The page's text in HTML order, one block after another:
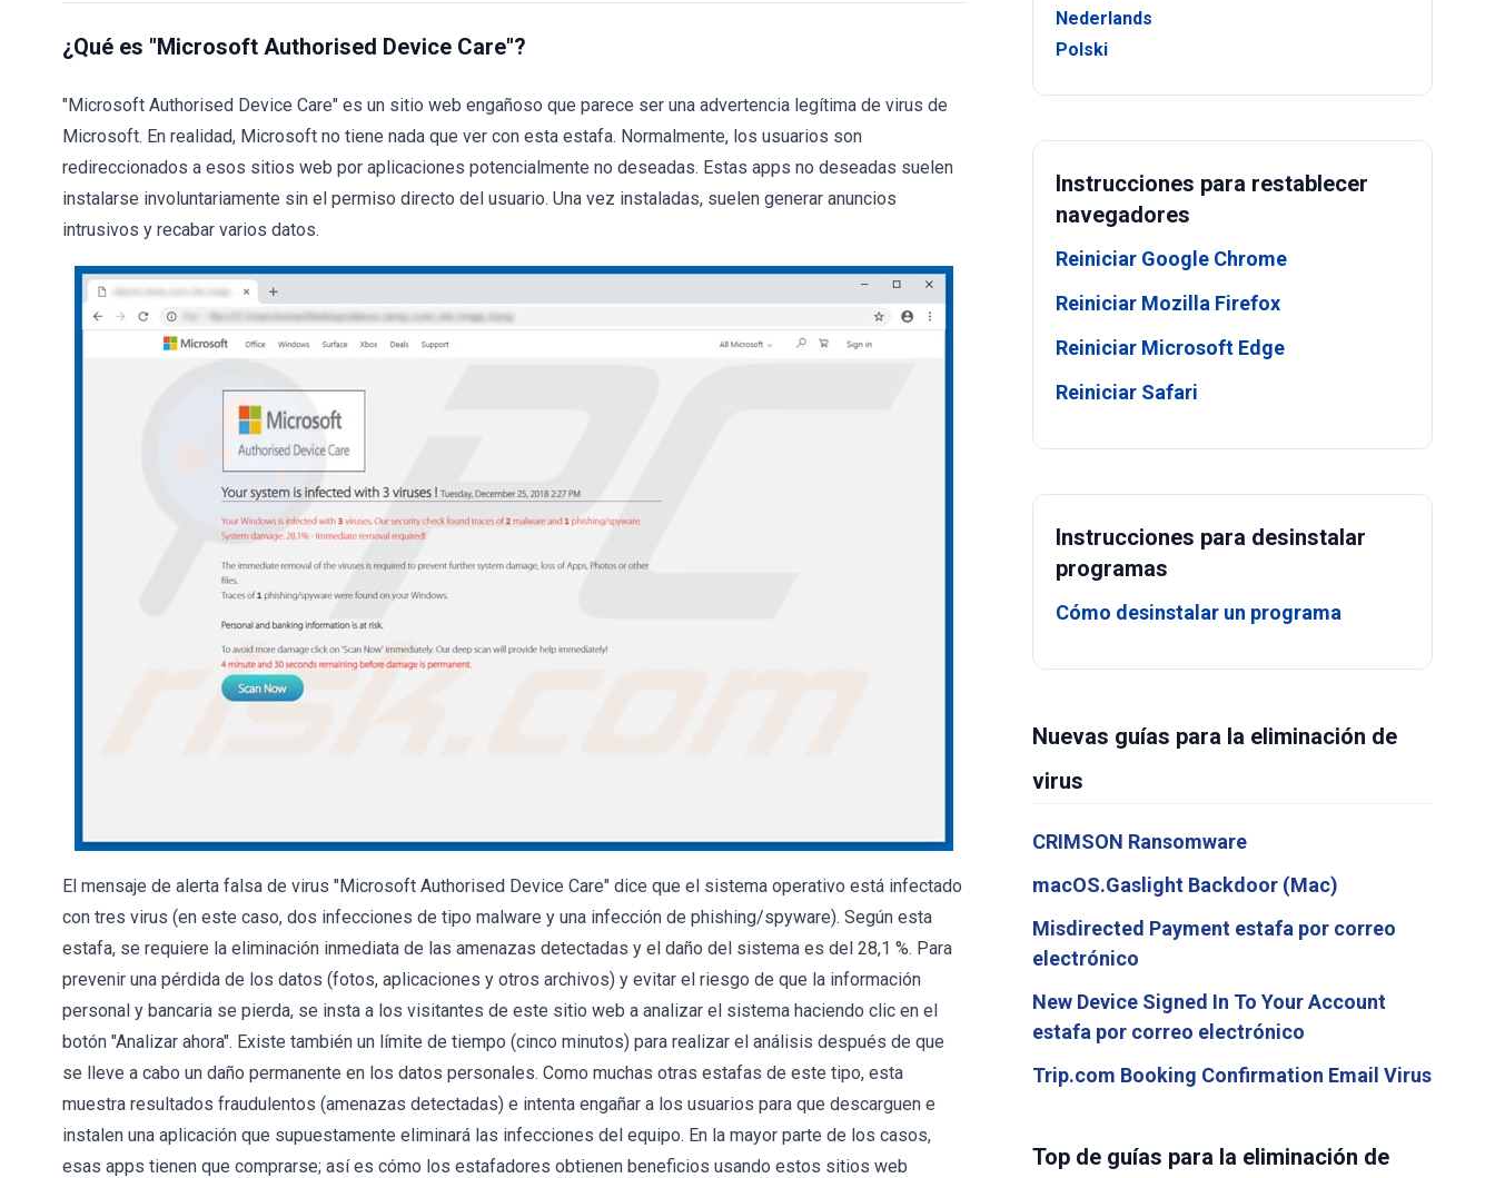
¿Qué es "Microsoft Authorised Device Care"?
"Microsoft Authorised Device Care" es un sitio web engañoso que parece ser una advertencia legítima de virus de
Microsoft. En realidad, Microsoft no tiene nada que ver con esta estafa. Normalmente, los usuarios son
redireccionados a esos sitios web por aplicaciones potencialmente no deseadas. Estas apps no deseadas suelen
instalarse involuntariamente sin el permiso directo del usuario. Una vez instaladas, suelen generar anuncios
intrusivos y recabar varios datos.
El mensaje de alerta falsa de virus "Microsoft Authorised Device Care" dice que el sistema operativo está infectado
con tres virus (en este caso, dos infecciones de tipo malware y una infección de phishing/spyware). Según esta
estafa, se requiere la eliminación inmediata de las amenazas detectadas y el daño del sistema es del 28,1 %. Para
prevenir una pérdida de los datos (fotos, aplicaciones y otros archivos) y evitar el riesgo de que la información
personal y bancaria se pierda, se insta a los visitantes de este sitio web a analizar el sistema haciendo clic en el
botón "Analizar ahora". Existe también un límite de tiempo (cinco minutos) para realizar el análisis después de que
se lleve a cabo un daño permanente en los datos personales. Como muchas otras estafas de este tipo, esta
muestra resultados fraudulentos (amenazas detectadas) e intenta engañar a los usuarios para que descarguen e
instalen una aplicación que supuestamente eliminará las infecciones del equipo. En la mayor parte de los casos,
esas apps tienen que comprarse; así es cómo los estafadores obtienen beneficios usando estos sitios web
Nederlands
Polski
Instrucciones para restablecer
navegadores
Reiniciar Google Chrome
Reiniciar Mozilla Firefox
Reiniciar Microsoft Edge
Reiniciar Safari
Instrucciones para desinstalar
programas
Cómo desinstalar un programa
Nuevas guías para la eliminación de
virus
CRIMSON Ransomware
macOS.Gaslight Backdoor (Mac)
Misdirected Payment estafa por correo
electrónico
New Device Signed In To Your Account
estafa por correo electrónico
Trip.com Booking Confirmation Email Virus
Top de guías para la eliminación de